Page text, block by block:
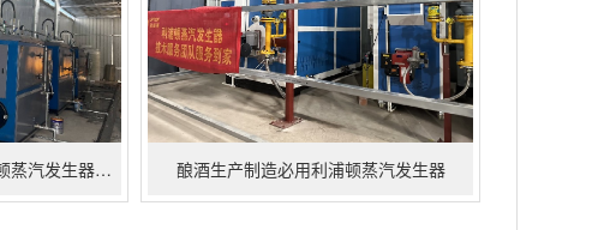
夏日炎炎已过-已立秋-利浦顿蒸汽发生器迎来了养护桥梁客户 酿酒生产制造必用利浦顿蒸汽发生器